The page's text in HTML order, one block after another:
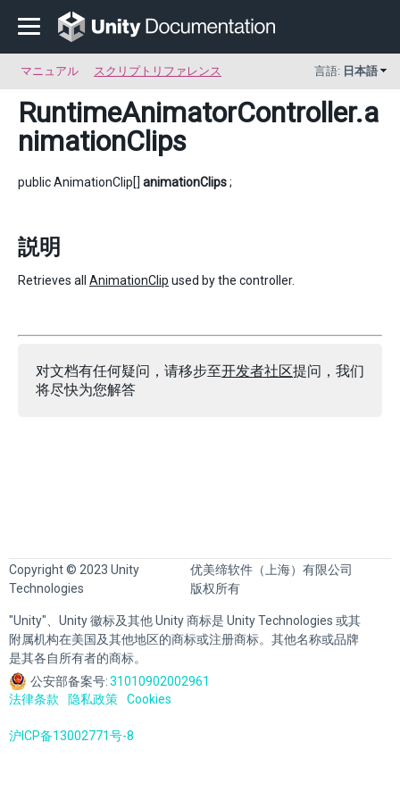
マニュアル スクリプトリファレンス 言語: 日本語
RuntimeAnimatorController.a
nimationClips
public AnimationClip[] animationClips;
説明
Retrieves all AnimationClip used by the controller.
对文档有任何疑问，请移步至开发者社区提问，我们
将尽快为您解答
Copyright © 2023 Unity
Technologies
优美缔软件（上海）有限公司
版权所有
"Unity"、Unity 徽标及其他 Unity 商标是 Unity Technologies 或其
附属机构在美国及其他地区的商标或注册商标。其他名称或品牌
是其各自所有者的商标。
公安部备案号:31010902002961
法律条款
隐私政策 Cookies
沪ICP备13002771号-8